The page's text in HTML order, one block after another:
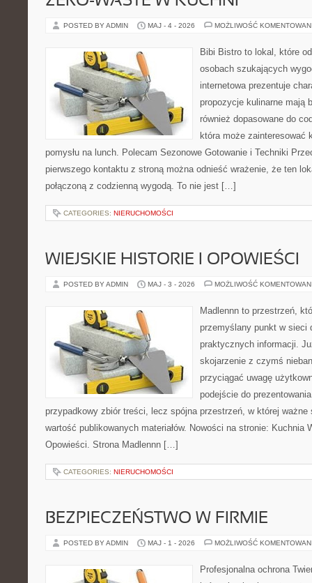
POSTED BY ADMIN MAJ - 4 - 2026 MOŻLIWOŚĆ
Bibi Bistro to lokal, które
osobach szukających
internetowa prezentuje
propozycje kulinarne mają
również dopasowane do
która może zainteresować
pomysłu na lunch. Polecam Sezonowe Gotowanie i Techniki
pierwszego kontaktu z stroną można odnieść wrażenie, że ten
połączoną z codzienną wygodą. To nie jest […]
CATEGORIES: NIERUCHOMOŚCI
WIEJSKIE HISTORIE I OPOWIEŚCI
POSTED BY ADMIN MAJ - 3 - 2026 MOŻLIWOŚĆ
Madlennn to przestrzeń,
przemyślany punkt w sieci
praktycznych informacji.
skojarzenie z czymś
przyciągać uwagę
podejście do
przypadkowy zbiór treści, lecz spójna przestrzeń, w której ważne
wartość publikowanych materiałów. Nowości na stronie: Kuchnia
Opowieści. Strona Madlennn […]
CATEGORIES: NIERUCHOMOŚCI
BEZPIECZEŃSTWO W FIRMIE
POSTED BY ADMIN MAJ - 1 - 2026 MOŻLIWOŚĆ
Profesjonalna ochrona